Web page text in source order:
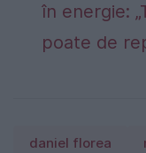
în energie:
poate de
daniel florea